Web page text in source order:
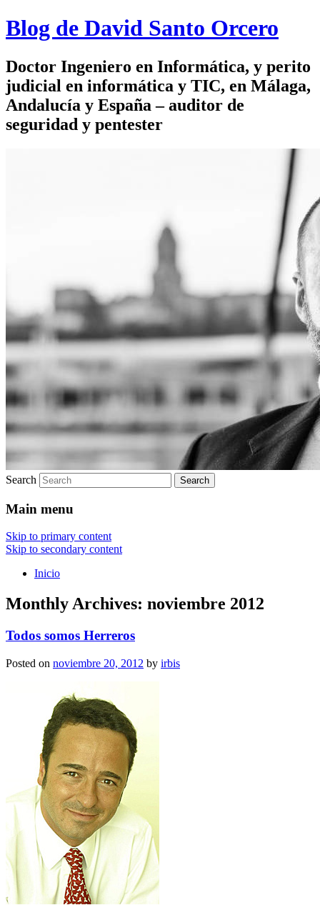
Blog de David Santo Orcero
Doctor Ingeniero en Informática, y perito
judicial en informática y TIC, en Málaga,
Andalucía y España – auditor de
seguridad y pentester
Search
Main menu
Skip to primary content
Skip to secondary content
Inicio
Monthly Archives: noviembre 2012
Todos somos Herreros
Posted on noviembre 20, 2012 by irbis